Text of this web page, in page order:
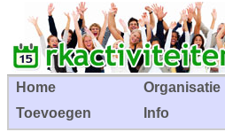
Home Organisatie
Toevoegen
Info